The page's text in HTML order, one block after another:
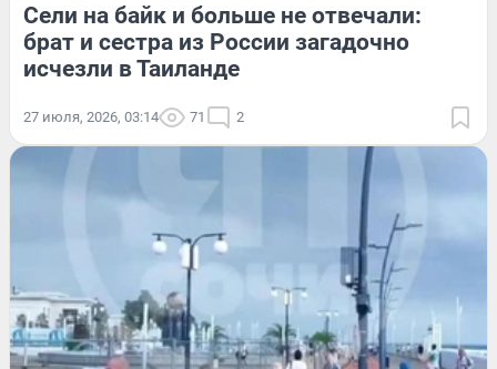
Сели на байк и больше не отвечали:
брат и сестра из России загадочно
исчезли в Таиланде
27 июля, 2026, 03:14 71 2